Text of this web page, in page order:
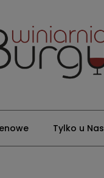
Tylko u Nas